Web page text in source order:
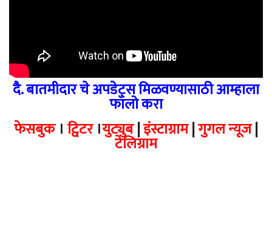
दै. बातमीदार चे अपडेट्स मिळवण्यासाठी आम्हाला
फॉलो करा
फेसबुक। ट्विटर।युट्युब|इंस्टाग्राम|गुगल न्यूज|
टेलिग्राम